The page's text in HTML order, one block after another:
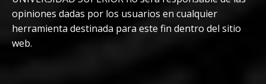
opiniones dadas por los usuarios en cualquier
herramienta destinada para este fin dentro del sitio
web.